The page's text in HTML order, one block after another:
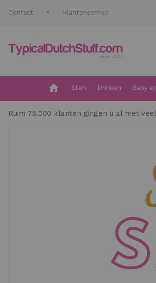
Contact Klantenservice
Eten Drinken Baby
Ruim 75.000 klanten gingen u al met
NU DE